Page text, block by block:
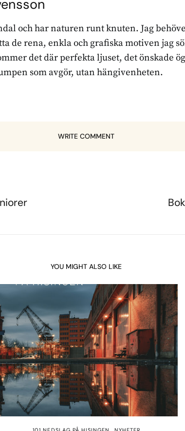
och har naturen runt knuten. Jag
de rena, enkla och grafiska motiven jag
det där perfekta ljuset, det önskade
som avgör, utan hängivenheten.
WRITE COMMENT
YOU MIGHT ALSO LIKE